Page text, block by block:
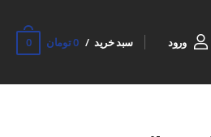
ورود سبد خرید 0 تومان 0